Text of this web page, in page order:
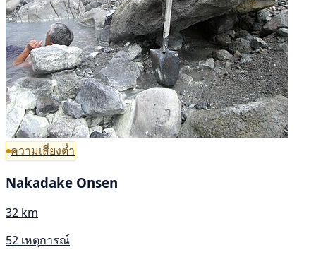
ความเสี่ยงต่ำ
Nakadake Onsen
32 km
52 เหตุการณ์